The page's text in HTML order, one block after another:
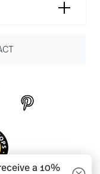
a 10%